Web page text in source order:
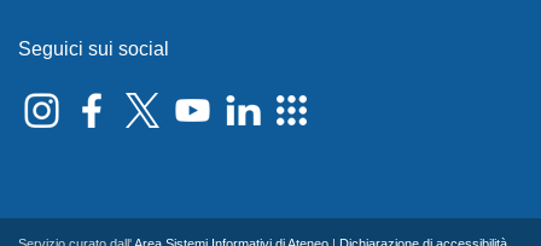
Seguici sui social